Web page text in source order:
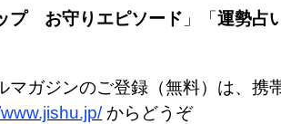
プ お守りエピソード 」「運勢占
ガジンのご登録（無料）は、携
からどうぞ